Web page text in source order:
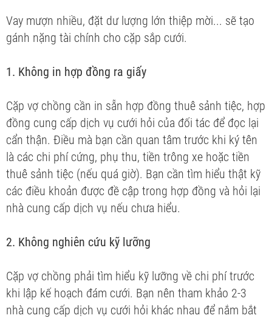
Vay mượn nhiều, đặt dư lượng lớn thiệp mời... sẽ tạo
gánh nặng tài chính cho cặp sắp cưới.
1. Không in hợp đồng ra giấy
Cặp vợ chồng cần in sẵn hợp đồng thuê sảnh tiệc, hợp
đồng cung cấp dịch vụ cưới hỏi của đối tác để đọc lại
cẩn thận. Điều mà bạn cần quan tâm trước khi ký tên
là các chi phí cứng, phụ thu, tiền trông xe hoặc tiền
thuê sảnh tiệc (nếu quá giờ). Bạn cần tìm hiểu thật kỹ
các điều khoản được đề cập trong hợp đồng và hỏi lại
nhà cung cấp dịch vụ nếu chưa hiểu.
2. Không nghiên cứu kỹ lưỡng
Cặp vợ chồng phải tìm hiểu kỹ lưỡng về chi phí trước
khi lập kế hoạch đám cưới. Bạn nên tham khảo 2-3
nhà cung cấp dịch vụ cưới hỏi khác nhau để nắm bắt